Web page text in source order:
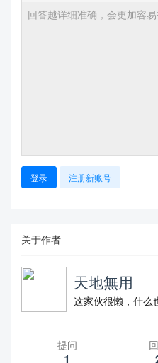
登录 注册新账号
关于作者
天地無用
这家伙很懒，什么
提问
1